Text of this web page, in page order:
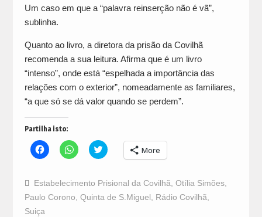
Um caso em que a “palavra reinserção não é vã”,
sublinha.
Quanto ao livro, a diretora da prisão da Covilhã
recomenda a sua leitura. Afirma que é um livro
“intenso”, onde está “espelhada a importância das
relações com o exterior”, nomeadamente as familiares,
“a que só se dá valor quando se perdem”.
Partilha isto:
Click
to
Facebook
(Opens
in
new
Click
to
WhatsApp
(Opens
in
new
Click
to
Twitter
(Opens
in
new
More
Estabelecimento Prisional da Covilhã Otília Simões,
Paulo Corono Quinta de S.Miguel Rádio Covilhã
Suiça